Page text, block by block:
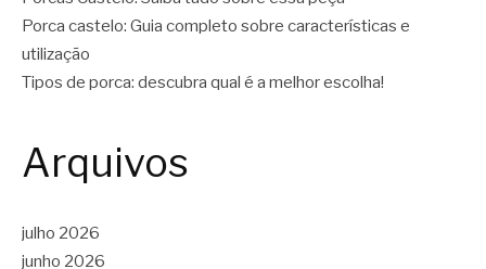
Porca castelo: Guia completo sobre características e
utilização
Tipos de porca: descubra qual é a melhor escolha!
Arquivos
julho 2026
junho 2026